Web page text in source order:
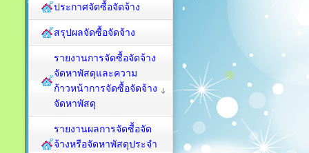
ประกาศจัดซื้อจัดจ้าง
สรุปผลจัดซื้อจัดจ้าง
รายงานการจัดซื้อจัดจ้าง
จัดหาพัสดุและความ
ก้าวหน้าการจัดซื้อจัดจ้าง
จัดหาพัสดุ
รายงานผลการจัดซื้อจัด
จ้างหรือจัดหาพัสดุประจำ